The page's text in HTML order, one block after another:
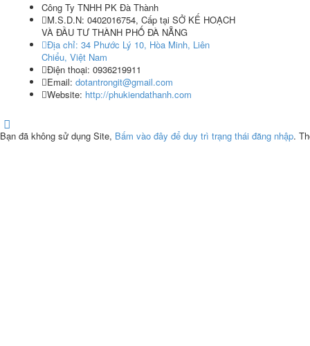
Công Ty TNHH PK Đà Thành
M.S.D.N: 0402016754, Cấp tại SỞ KẾ HOẠCH
VÀ ĐẦU TƯ THÀNH PHỐ ĐÀ NẴNG
Địa chỉ: 34 Phước Lý 10, Hòa Minh, Liên
Chiểu, Việt Nam
Điện thoại: 0936219911
Email: dotantrongit@gmail.com
Website: http://phukiendathanh.com
Bạn đã không sử dụng Site, Bấm vào đây để duy trì trạng thái đăng nhập.